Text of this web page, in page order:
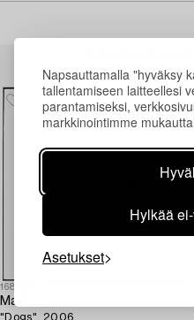
Napsauttamalla "hyväksy
tallentamiseen laitteellesi
parantamiseksi,
markkinointimme
Hylkää
Asetukset
1688630
Ma Yue,
"Dogs", 2006.